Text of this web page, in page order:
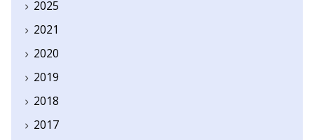
2025
2021
2020
2019
2018
2017